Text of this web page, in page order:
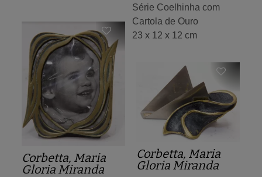
Série Coelhinha com
Cartola de Ouro
23 x 12 x 12 cm
Corbetta, Maria
Gloria Miranda
Corbetta, Maria
Gloria Miranda